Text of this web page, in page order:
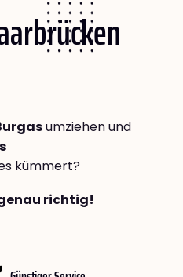
umziehen und
kümmert?
richtig!